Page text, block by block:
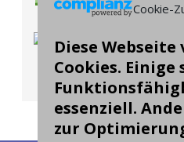
Cookie-
Diese
Cookies.
essenziell.
zur